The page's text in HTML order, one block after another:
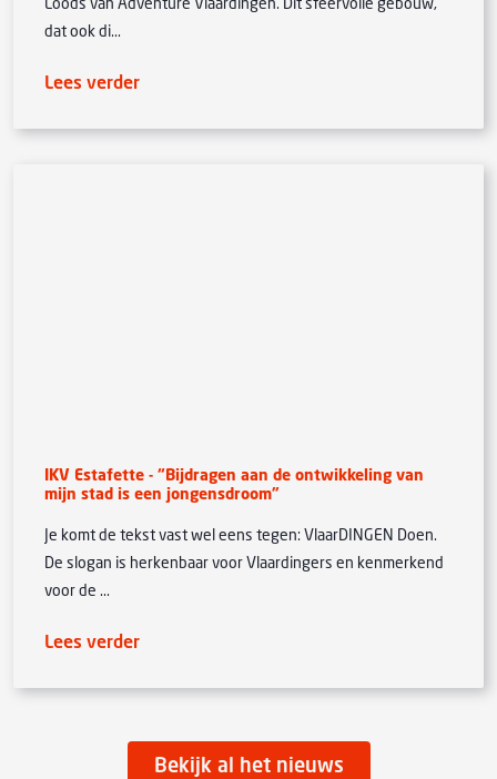
dat ook di...
Lees verder
IKV Estafette - “Bijdragen aan de ontwikkeling van
mijn stad is een jongensdroom”
Je komt de tekst vast wel eens tegen: VlaarDINGEN Doen.
De slogan is herkenbaar voor Vlaardingers en kenmerkend
voor de ...
Lees verder
Bekijk al het nieuws